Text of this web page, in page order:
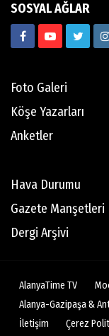
SOSYAL AĞLAR
Foto Galeri
Köşe Yazarları
Anketler
Hava Durumu
Gazete Manşetleri
Dergi Arşivi
AlanyaTime TV
Alanya-Gazipaşa &
İletişim
Çerez